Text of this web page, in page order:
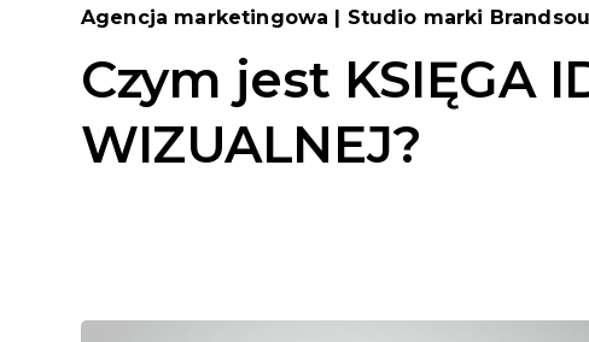
Agencja marketingowa | Studio marki
Czym jest KSIĘGA
WIZUALNEJ?